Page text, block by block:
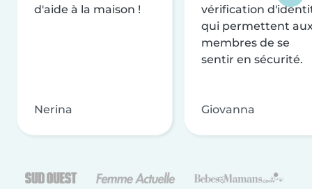
d'aide à la maison !
Nerina
vérification
qui permettent
membres de se
sentir en sécurité.
Giovanna